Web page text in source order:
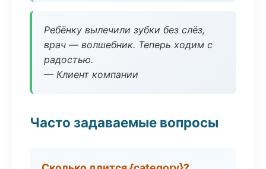
Ребёнку вылечили зубки без слёз,
врач — волшебник. Теперь ходим с
радостью.
— Клиент компании
Часто задаваемые вопросы